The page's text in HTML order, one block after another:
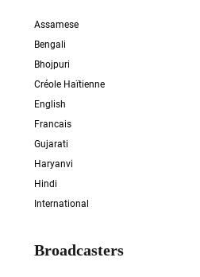
Assamese
Bengali
Bhojpuri
Créole Haïtienne
English
Francais
Gujarati
Haryanvi
Hindi
International
Broadcasters